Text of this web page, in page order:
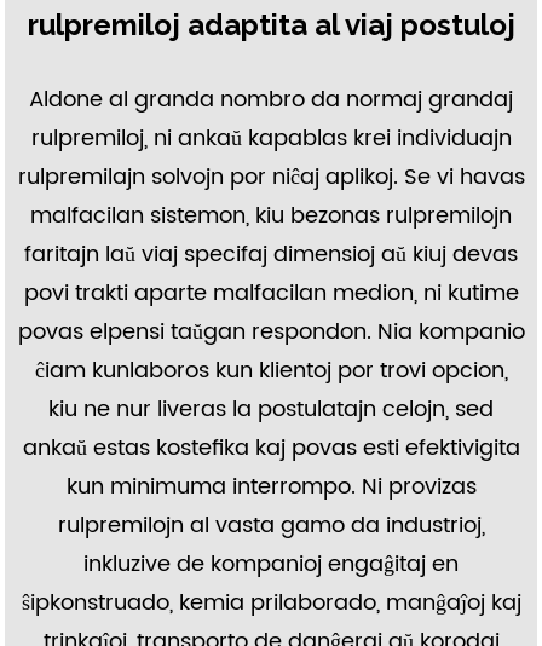
rulpremiloj adaptita al viaj postuloj
Aldone al granda nombro da normaj grandaj
rulpremiloj, ni ankaŭ kapablas krei individuajn
rulpremilajn solvojn por niĉaj aplikoj. Se vi havas
malfacilan sistemon, kiu bezonas rulpremilojn
faritajn laŭ viaj specifaj dimensioj aŭ kiuj devas
povi trakti aparte malfacilan medion, ni kutime
povas elpensi taŭgan respondon. Nia kompanio
ĉiam kunlaboros kun klientoj por trovi opcion,
kiu ne nur liveras la postulatajn celojn, sed
ankaŭ estas kostefika kaj povas esti efektivigita
kun minimuma interrompo. Ni provizas
rulpremilojn al vasta gamo da industrioj,
inkluzive de kompanioj engaĝitaj en
ŝipkonstruado, kemia prilaborado, manĝaĵoj kaj